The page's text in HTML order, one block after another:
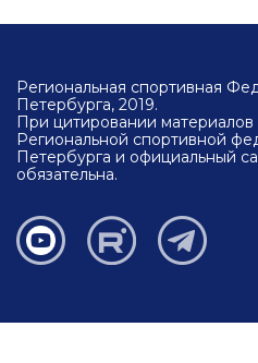
Региональная спортивная
Петербурга, 2019.
При цитировании
Региональной спортивной
Петербурга и официальный
обязательна.